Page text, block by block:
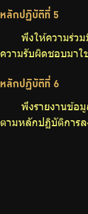
หลักปฏิบัติที่ 5
พึงให้ความร่วม
ความรับผิดชอบมาใ
หลักปฏิบัติที่ 6
พึงรายงานข้อมูล
ตามหลักปฏิบัติการ